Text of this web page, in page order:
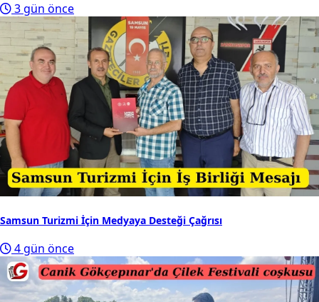
3 gün önce
Samsun Turizmi İçin Medyaya Desteği Çağrısı
4 gün önce